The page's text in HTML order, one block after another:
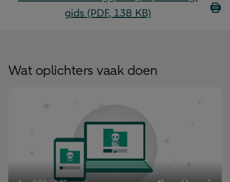
gids (PDF, 138 KB)
Wat oplichters vaak doen